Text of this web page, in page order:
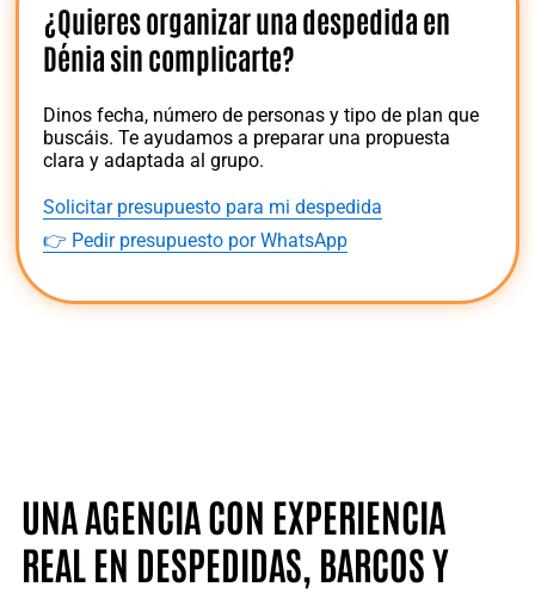
¿Quieres organizar una despedida en
Dénia sin complicarte?
Dinos fecha, número de personas y tipo de plan que
buscáis. Te ayudamos a preparar una propuesta
clara y adaptada al grupo.
Solicitar presupuesto para mi despedida
👉 Pedir presupuesto por WhatsApp
UNA AGENCIA CON EXPERIENCIA
REAL EN DESPEDIDAS, BARCOS Y